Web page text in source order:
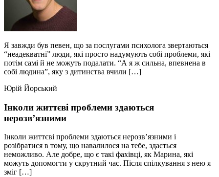
Я завжди був певен, що за послугами психолога звертаються
“неадекватні” люди, які просто надумують собі проблеми, які
потім самі й не можуть подалати. “А я ж сильна, впевнена в
собі людина”, яку з дитинства вчили […]
Юрій Йорський
Інколи життєві проблеми здаються
нерозв’язними
Інколи життєві проблеми здаються нерозв’язними і
розібратися в тому, що навалилося на тебе, здається
неможливо. Але добре, що є такі фахівці, як Марина, які
можуть допомогти у скрутний час. Після спілкування з нею я
зміг […]